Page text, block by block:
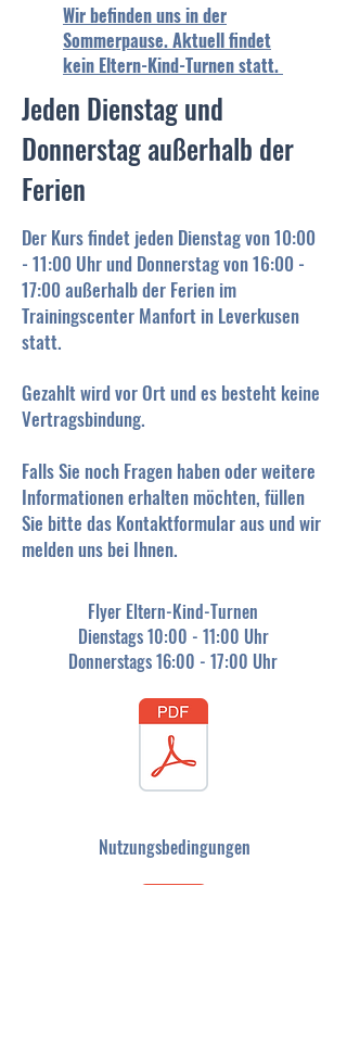
Wir befinden uns in der
Sommerpause. Aktuell findet
kein Eltern-Kind-Turnen statt.
Jeden Dienstag und
Donnerstag außerhalb der
Ferien
Der Kurs findet jeden Dienstag von 10:00
- 11:00 Uhr und Donnerstag von 16:00 -
17:00 außerhalb der Ferien im
Trainingscenter Manfort in Leverkusen
statt.
Gezahlt wird vor Ort und es besteht keine
Vertragsbindung.
Falls Sie noch Fragen haben oder weitere
Informationen erhalten möchten, füllen
Sie bitte das Kontaktformular aus und wir
melden uns bei Ihnen.
Flyer Eltern-Kind-Turnen
Dienstags 10:00 - 11:00 Uhr
Donnerstags 16:00 - 17:00 Uhr
Nutzungsbedingungen